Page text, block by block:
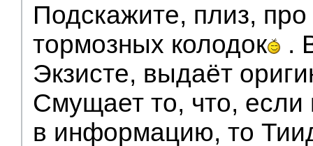
Подскажите, плиз,
тормозных колодок
.
Экзисте, выдаёт
Смущает то, что,
в информацию, то